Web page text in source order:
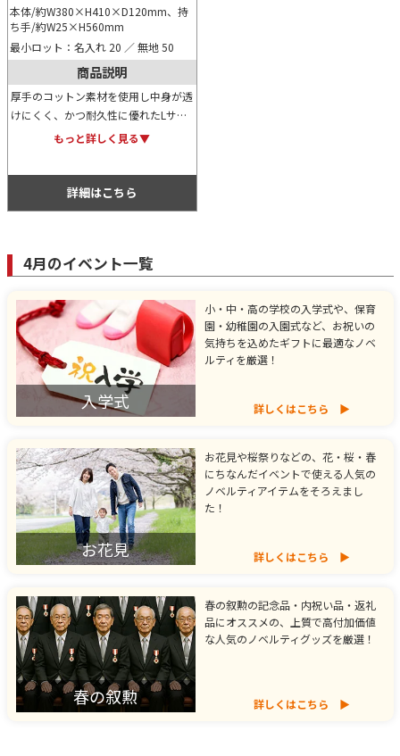
本体/約W380×H410×D120mm、持
ち手/約W25×H560mm
最小ロット：名入れ 20 ／ 無地 50
商品説明
厚手のコットン素材を使用し中身が透
けにくく、かつ耐久性に優れたLサイ
ズバッグです。巾着型は見た目も可愛
もっと詳しく見る▼
詳細はこちら
4月のイベント一覧
入学式
小・中・高の学校の入学式や、保育
園・幼稚園の入園式など、お祝いの
気持ちを込めたギフトに最適なノベ
ルティを厳選！
詳しくはこちら
お花見
お花見や桜祭りなどの、花・桜・春
にちなんだイベントで使える人気の
ノベルティアイテムをそろえまし
た！
詳しくはこちら
春の叙勲
春の叙勲の記念品・内祝い品・返礼
品にオススメの、上質で高付加価値
な人気のノベルティグッズを厳選！
詳しくはこちら